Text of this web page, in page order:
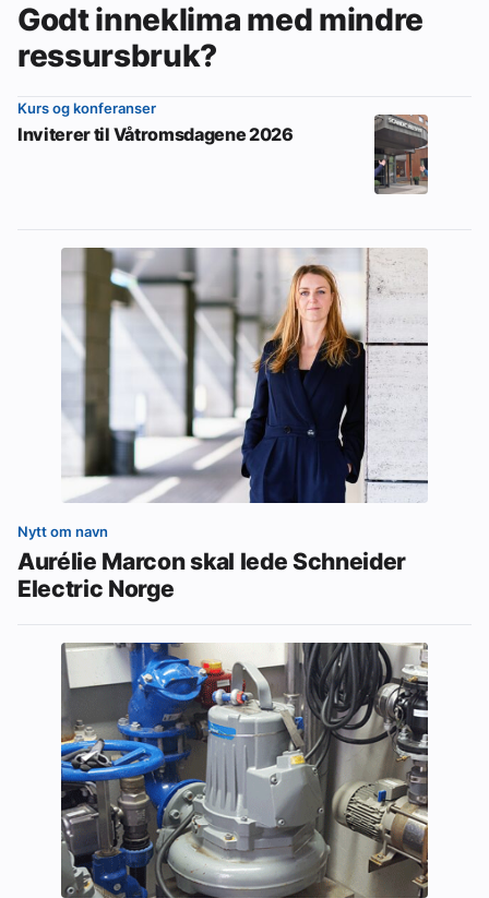
Godt inneklima med mindre
ressursbruk?
Kurs og konferanser
Inviterer til Våtromsdagene 2026
Nytt om navn
Aurélie Marcon skal lede Schneider
Electric Norge